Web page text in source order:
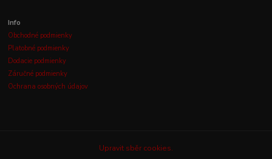
Info
Obchodné podmienky
Platobné podmienky
Dodacie podmienky
Záručné podmienky
Ochrana osobných údajov
Upravit sběr cookies.